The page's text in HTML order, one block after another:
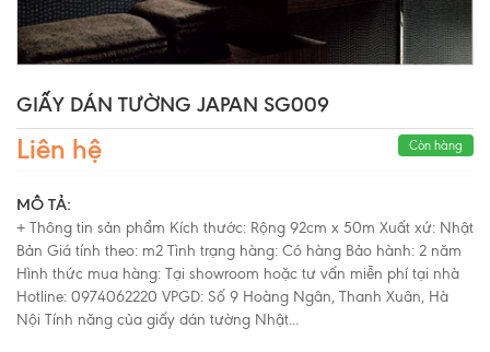
GIẤY DÁN TƯỜNG JAPAN SG009
Liên hệ Còn hàng
MÔ TẢ:
+ Thông tin sản phẩm Kích thước: Rộng 92cm x 50m Xuất xứ: Nhật
Bản Giá tính theo: m2 Tình trạng hàng: Có hàng Bảo hành: 2 năm
Hình thức mua hàng: Tại showroom hoặc tư vấn miễn phí tại nhà
Hotline: 0974062220 VPGD: Số 9 Hoàng Ngân, Thanh Xuân, Hà
Nội Tính năng của giấy dán tường Nhật...